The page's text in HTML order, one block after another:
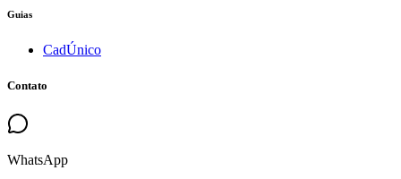
Guias
CadÚnico
Contato
WhatsApp